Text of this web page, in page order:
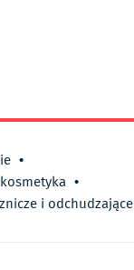
•
•
i odchudzające